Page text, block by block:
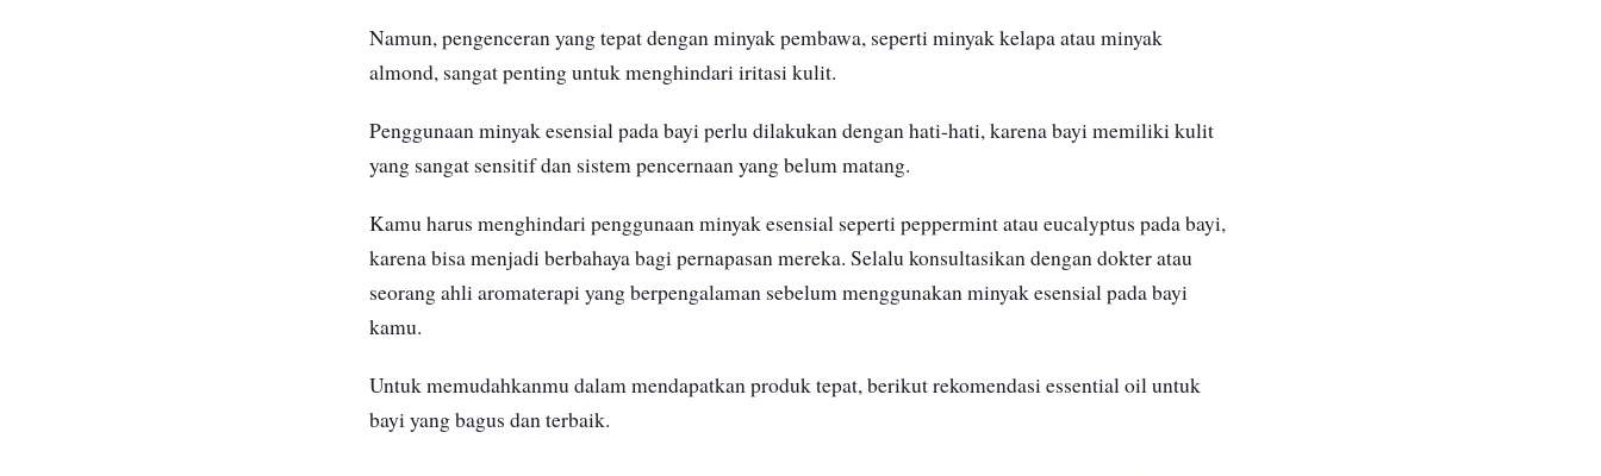
Namun, pengenceran yang tepat dengan minyak pembawa, seperti minyak kelapa atau minyak
almond, sangat penting untuk menghindari iritasi kulit.
Penggunaan minyak esensial pada bayi perlu dilakukan dengan hati-hati, karena bayi memiliki kulit
yang sangat sensitif dan sistem pencernaan yang belum matang.
Kamu harus menghindari penggunaan minyak esensial seperti peppermint atau eucalyptus pada bayi,
karena bisa menjadi berbahaya bagi pernapasan mereka. Selalu konsultasikan dengan dokter atau
seorang ahli aromaterapi yang berpengalaman sebelum menggunakan minyak esensial pada bayi
kamu.
Untuk memudahkanmu dalam mendapatkan produk tepat, berikut rekomendasi essential oil untuk
bayi yang bagus dan terbaik.